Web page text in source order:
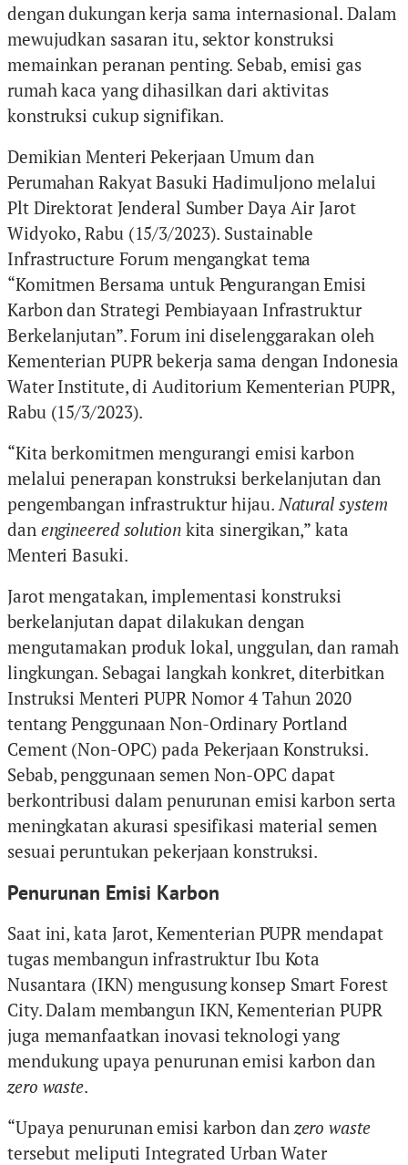
dengan dukungan kerja sama internasional. Dalam
mewujudkan sasaran itu, sektor konstruksi
memainkan peranan penting. Sebab, emisi gas
rumah kaca yang dihasilkan dari aktivitas
konstruksi cukup signifikan.
Demikian Menteri Pekerjaan Umum dan
Perumahan Rakyat Basuki Hadimuljono melalui
Plt Direktorat Jenderal Sumber Daya Air Jarot
Widyoko, Rabu (15/3/2023). Sustainable
Infrastructure Forum mengangkat tema
“Komitmen Bersama untuk Pengurangan Emisi
Karbon dan Strategi Pembiayaan Infrastruktur
Berkelanjutan”. Forum ini diselenggarakan oleh
Kementerian PUPR bekerja sama dengan Indonesia
Water Institute, di Auditorium Kementerian PUPR,
Rabu (15/3/2023).
“Kita berkomitmen mengurangi emisi karbon
melalui penerapan konstruksi berkelanjutan dan
pengembangan infrastruktur hijau.Natural system
dan engineered solutionkita sinergikan,” kata
Menteri Basuki.
Jarot mengatakan, implementasi konstruksi
berkelanjutan dapat dilakukan dengan
mengutamakan produk lokal, unggulan, dan ramah
lingkungan. Sebagai langkah konkret, diterbitkan
Instruksi Menteri PUPR Nomor 4 Tahun 2020
tentang Penggunaan Non-Ordinary Portland
Cement (Non-OPC) pada Pekerjaan Konstruksi.
Sebab, penggunaan semen Non-OPC dapat
berkontribusi dalam penurunan emisi karbon serta
meningkatan akurasi spesifikasi material semen
sesuai peruntukan pekerjaan konstruksi.
Penurunan Emisi Karbon
Saat ini, kata Jarot, Kementerian PUPR mendapat
tugas membangun infrastruktur Ibu Kota
Nusantara (IKN) mengusung konsep Smart Forest
City. Dalam membangun IKN, Kementerian PUPR
juga memanfaatkan inovasi teknologi yang
mendukung upaya penurunan emisi karbon dan
zero waste.
“Upaya penurunan emisi karbon danzero waste
tersebut meliputi Integrated Urban Water